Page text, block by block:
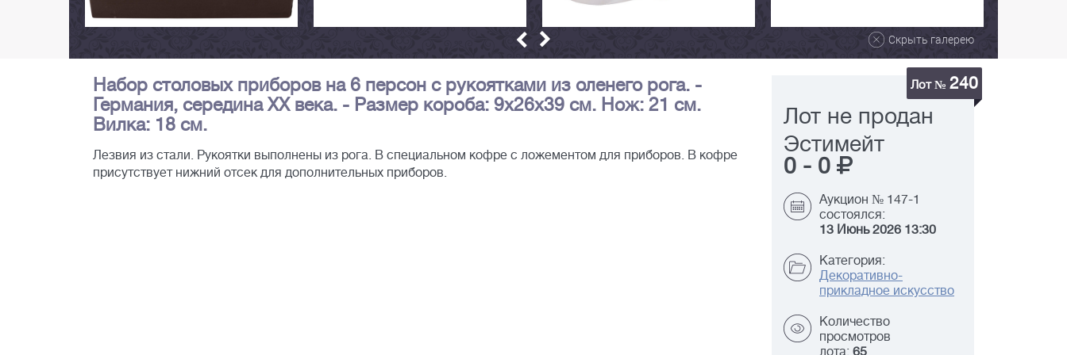
Скрыть галерею
Набор столовых приборов на 6 персон с рукоятками из оленего рога. -
Германия, середина XX века. - Размер короба: 9х26х39 см. Нож: 21 см.
Вилка: 18 см.
Лезвия из стали. Рукоятки выполнены из рога. В специальном кофре с ложементом для приборов. В кофре
присутствует нижний отсек для дополнительных приборов.
Лот № 240
Лот не продан
Эстимейт
0 - 0
Аукцион № 147-1
состоялся:
13 Июнь 2026 13:30
Категория:
Декоративно-
прикладное искусство
Количество
просмотров
лота: 65